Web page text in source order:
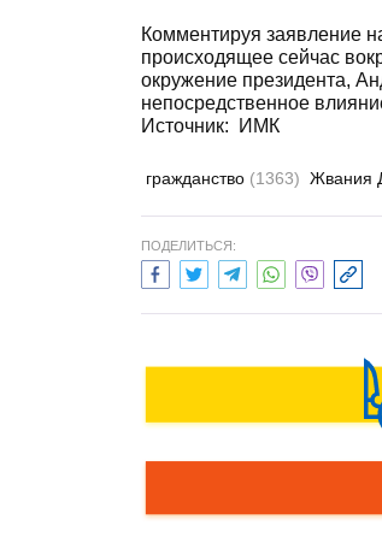
Комментируя заявление
происходящее сейчас
окружение президента,
непосредственное
Источник:
ИМК
гражданство (1363) Жвания
ПОДЕЛИТЬСЯ: